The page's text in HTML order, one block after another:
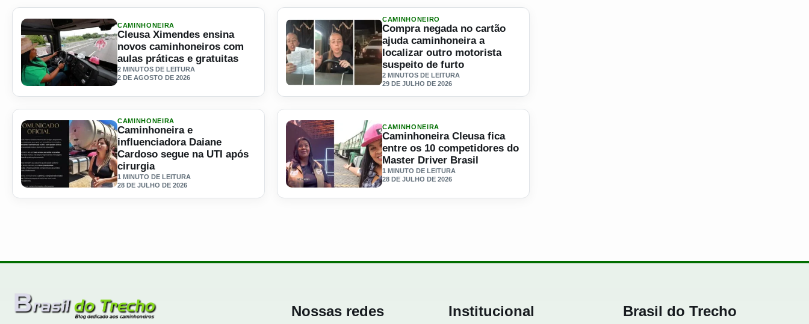
Ler materia: Cleusa Ximendes ensina novos caminhoneiros com aulas práticas e gratuitas
CAMINHONEIRA
Cleusa Ximendes ensina
novos caminhoneiros com
aulas práticas e gratuitas
2 MINUTOS DE LEITURA
2 DE AGOSTO DE 2026
Ler materia: Compra negada no cartão ajuda caminhoneira a localizar outro motorista suspeito de furto
CAMINHONEIRO
Compra negada no cartão
ajuda caminhoneira a
localizar outro motorista
suspeito de furto
2 MINUTOS DE LEITURA
29 DE JULHO DE 2026
Ler materia: Caminhoneira e influenciadora Daiane Cardoso segue na UTI após cirurgia
CAMINHONEIRA
Caminhoneira e
influenciadora Daiane
Cardoso segue na UTI após
cirurgia
1 MINUTO DE LEITURA
28 DE JULHO DE 2026
Ler materia: Caminhoneira Cleusa fica entre os 10 competidores do Master Driver Brasil
CAMINHONEIRA
Caminhoneira Cleusa fica
entre os 10 competidores do
Master Driver Brasil
1 MINUTO DE LEITURA
28 DE JULHO DE 2026
Nossas redes
Institucional Brasil do Trecho